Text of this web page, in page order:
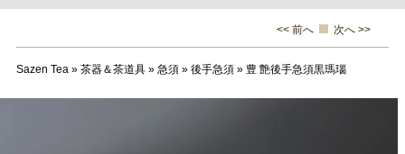
<< 前へ 次へ >>
Sazen Tea» 茶器＆茶道具» 急須» 後手急須» 豊 艶後手急須黒瑪瑙